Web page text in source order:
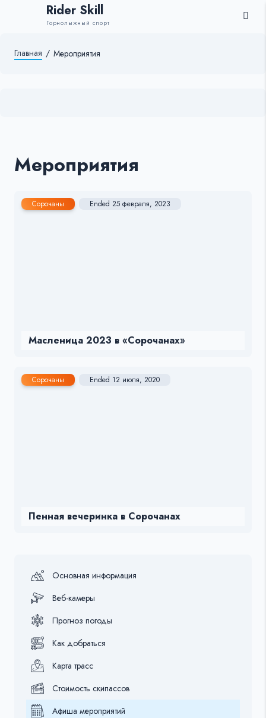
Rider Skill
Горнолыжный спорт
Главная / Мероприятия
Мероприятия
Сорочаны Ended 25 февраля, 2023
Масленица 2023 в «Сорочанах»
Сорочаны Ended 12 июля, 2020
Пенная вечеринка в Сорочанах
Основная информация
Веб-камеры
Прогноз погоды
Как добраться
Карта трасс
Стоимость скипассов
Афиша мероприятий